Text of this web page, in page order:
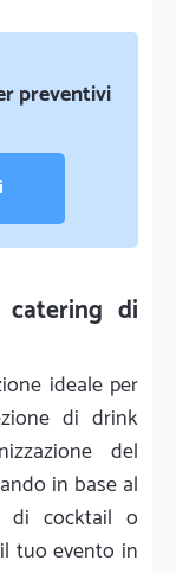
preventivi
di
ideale per
di drink
del
in base al
di cocktail o
tuo evento in